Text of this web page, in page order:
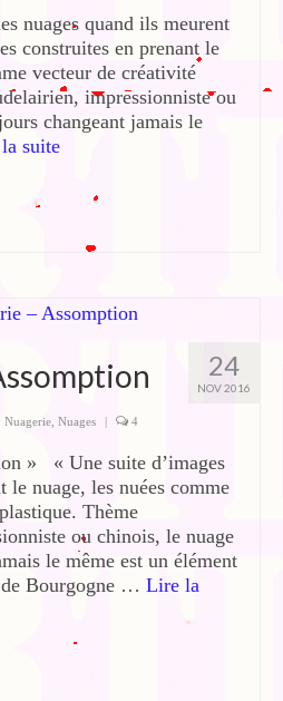
nuages quand ils meurent
construites en prenant le
vecteur de créativité
impressionniste ou
changeant jamais le
suite­­
24
NOV 2016
Nuagerie Nuages | 4
» « Une suite d’images
le nuage, les nuées comme
Thème
ou chinois, le nuage
le même est un élément
Bourgogne … Lire la